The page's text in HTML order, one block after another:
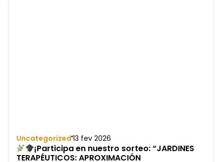
Uncategorized 13 fev 2026
¡Participa en nuestro sorteo: “JARDINES
TERAPÉUTICOS: APROXIMACIÓN